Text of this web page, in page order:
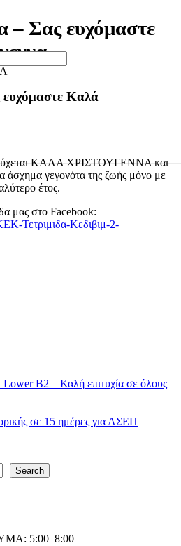
– Σας ευχόμαστε
Καλά
ΚΑΛΑ ΧΡΙΣΤΟΥΓΕΝΝΑ και
άσχημα γεγονότα της ζωής μόνο με
έτος.
μας στο Facebook:
Τετριμιδα-Κεδιβιμ-2-
B2 – Καλή επιτυχία σε όλους
σε 15 ημέρες για ΑΣΕΠ
Search
5:00–8:00